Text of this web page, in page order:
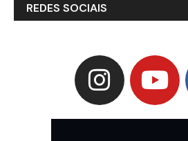
REDES SOCIAIS